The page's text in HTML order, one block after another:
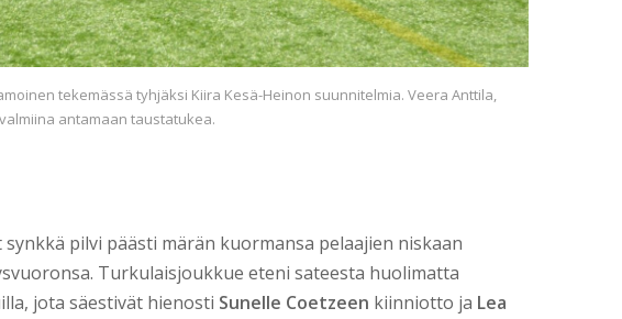
tekemässä tyhjäksi Kiira Kesä-Heinon suunnitelmia. Veera Anttila,
antamaan taustatukea.
pilvi päästi märän kuormansa pelaajien niskaan
Turkulaisjoukkue eteni sateesta huolimatta
jota säestivät hienosti Sunelle Coetzeen kiinniotto ja Lea